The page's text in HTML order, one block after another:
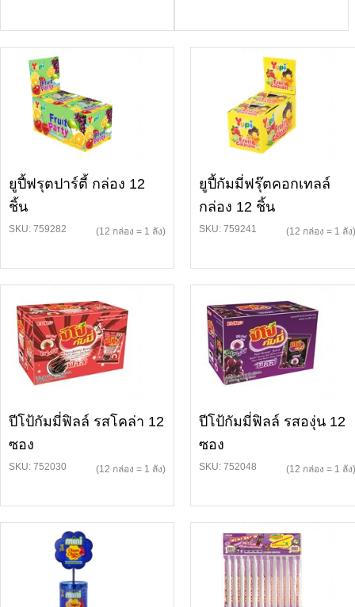
ยูปี้ฟรุตปาร์ตี้ กล่อง 12
ชิ้น
SKU: 759282 (12 กล่อง = 1 ลัง)
ยูปี้กัมมี่ฟรุ๊ตคอกเทลล์
กล่อง 12 ชิ้น
SKU: 759241 (12 กล่อง = 1 ลัง)
ปีโป้กัมมี่ฟิลล์ รสโคล่า 12
ซอง
SKU: 752030 (12 กล่อง = 1 ลัง)
ปีโป้กัมมี่ฟิลล์ รสองุ่น 12
ซอง
SKU: 752048 (12 กล่อง = 1 ลัง)